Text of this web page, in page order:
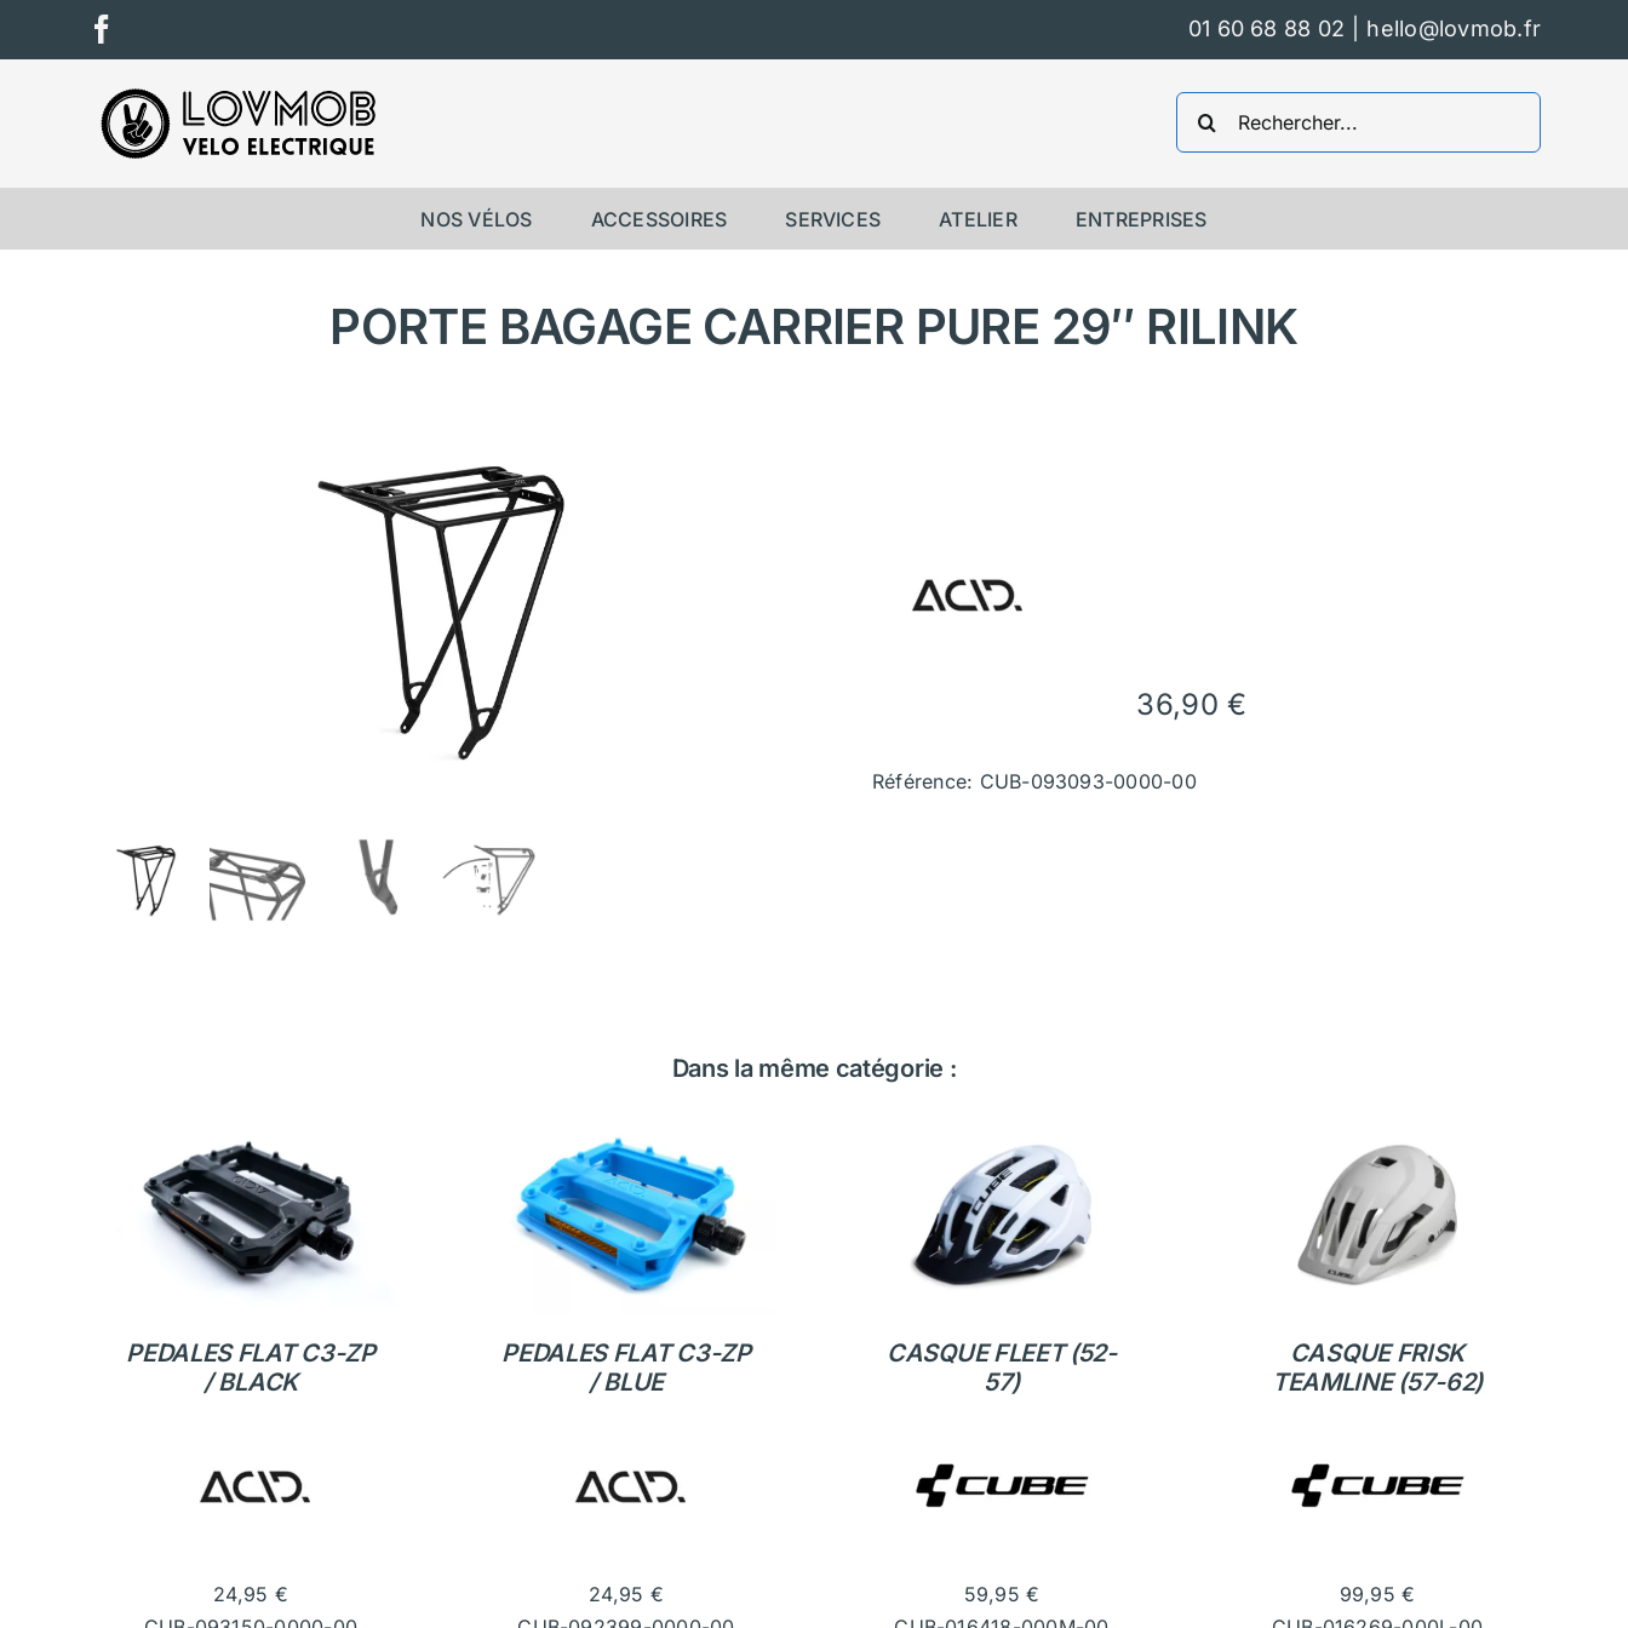
01 60 68 88 02 hello@lovmob.fr
NOS VÉLOS ACCESSOIRES SERVICES ATELIER ENTREPRISES
PORTE BAGAGE CARRIER PURE 29″ RILINK
36,90€
Référence: CUB-093093-0000-00
Dans la même catégorie :
PEDALES FLAT C3-ZP
/ BLACK
24,95 €
PEDALES FLAT C3-ZP
/ BLUE
24,95 €
CASQUE FLEET (52-
57)
59,95€
CASQUE FRISK
TEAMLINE (57-62)
99,95€